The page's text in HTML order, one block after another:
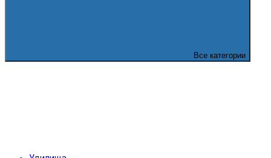
Все категории